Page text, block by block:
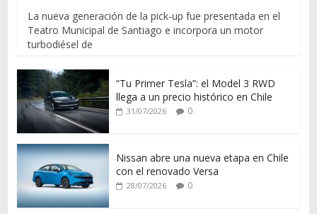
La nueva generación de la pick-up fue presentada en el
Teatro Municipal de Santiago e incorpora un motor
turbodiésel de
“Tu Primer Tesla”: el Model 3 RWD
llega a un precio histórico en Chile
31/07/2026 0
Nissan abre una nueva etapa en Chile
con el renovado Versa
28/07/2026 0